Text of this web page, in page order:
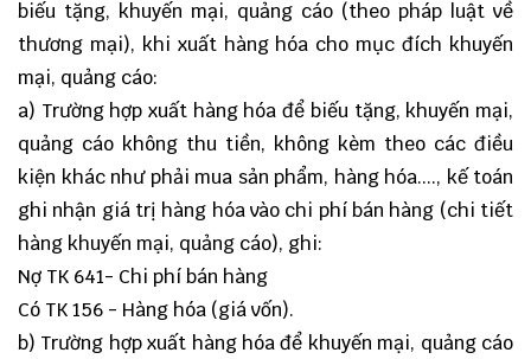
biếu tặng, khuyến mại, quảng cáo (theo pháp luật về
thương mại), khi xuất hàng hóa cho mục đích khuyến
mại, quảng cáo:
a) Trường hợp xuất hàng hóa để biếu tặng, khuyến mại,
quảng cáo không thu tiền, không kèm theo các điều
kiện khác như phải mua sản phẩm, hàng hóa...., kế toán
ghi nhận giá trị hàng hóa vào chi phí bán hàng (chi tiết
hàng khuyến mại, quảng cáo), ghi:
Nợ TK 641- Chi phí bán hàng
Có TK 156 - Hàng hóa (giá vốn).
b) Trường hợp xuất hàng hóa để khuyến mại, quảng cáo